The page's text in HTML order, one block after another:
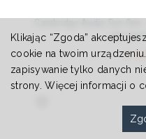
one
5
Klikając “Zgoda”
cookie na twoim
zapisywanie tylko danych
strony. Więcej informacji o